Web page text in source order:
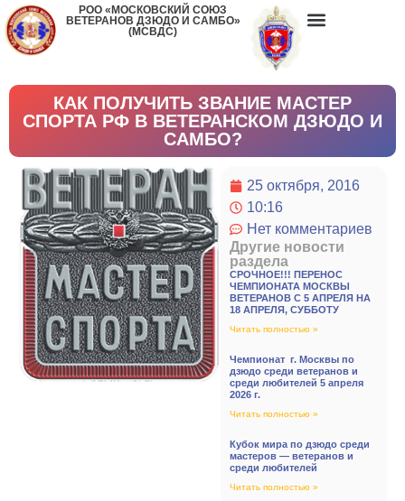
РОО «МОСКОВСКИЙ СОЮЗ
ВЕТЕРАНОВ ДЗЮДО И САМБО»
(МСВДС)
КАК ПОЛУЧИТЬ ЗВАНИЕ МАСТЕР
СПОРТА РФ В ВЕТЕРАНСКОМ ДЗЮДО И
САМБО?
25 октября, 2016
10:16
Нет комментариев
Другие новости
раздела
СРОЧНОЕ!!! ПЕРЕНОС
ЧЕМПИОНАТА МОСКВЫ
ВЕТЕРАНОВ С 5 АПРЕЛЯ НА
18 АПРЕЛЯ, СУББОТУ
Читать полностью »
Чемпионат г. Москвы по
дзюдо среди ветеранов и
среди любителей 5 апреля
2026 г.
Читать полностью »
Кубок мира по дзюдо среди
мастеров — ветеранов и
среди любителей
Читать полностью »